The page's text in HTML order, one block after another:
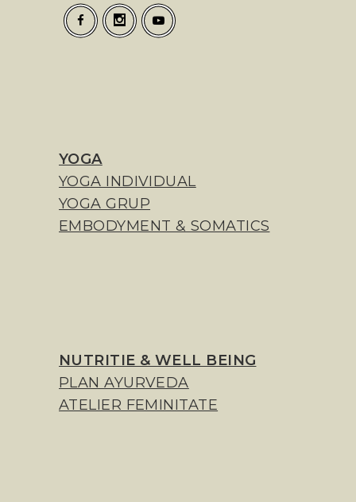
YOGA
YOGA INDIVIDUAL
YOGA GRUP
EMBODYMENT & SOMATICS
NUTRITIE & WELL BEING
PLAN AYURVEDA
ATELIER FEMINITATE